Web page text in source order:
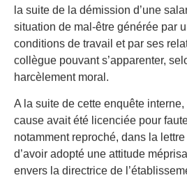
la suite de la démission d’une
situation de mal-être générée par
conditions de travail et par ses
collègue pouvant s’apparenter,
harcèlement moral.
A la suite de cette enquête
cause avait été licenciée pour
notamment reproché, dans la
d’avoir adopté une attitude
envers la directrice de